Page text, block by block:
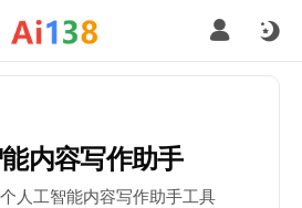
内容写作助手
人工智能内容写作助手工具